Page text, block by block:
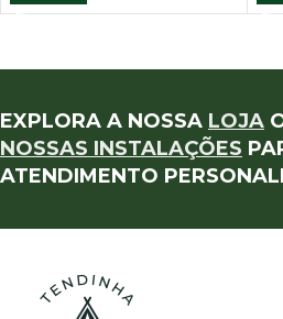
EXPLORA A NOSSA LOJA
NOSSAS INSTALAÇÕES
ATENDIMENTO